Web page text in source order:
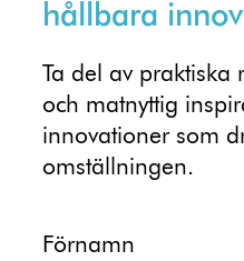
hållbara
Ta del av
och matnyttig
innovationer som
omställningen.
Förnamn